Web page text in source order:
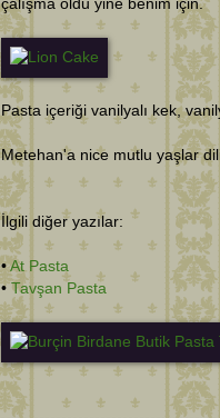
çalışma oldu yine benim için.
Pasta içeriği vanilyalı kek,
Metehan'a nice mutlu yaşlar
İlgili diğer yazılar:
•At Pasta
•Tavşan Pasta